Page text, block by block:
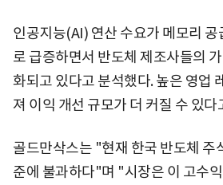
인공지능(AI) 연산 수요가 메모리
로 급증하면서 반도체 제조사들의
화되고 있다고 분석했다. 높은 영업
져 이익 개선 규모가 더 커질 수 있다
골드만삭스는 "현재 한국 반도체 주
준에 불과하다"며 "시장은 이 고수